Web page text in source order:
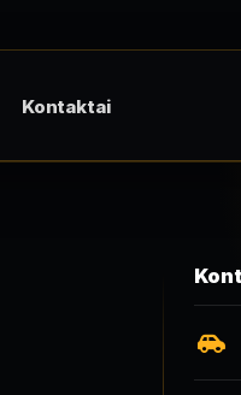
Kontaktai